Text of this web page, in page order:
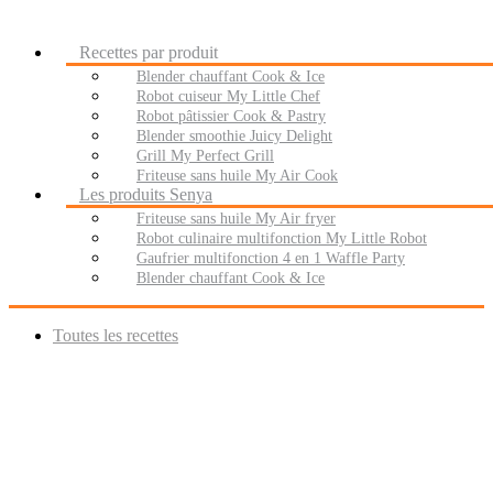
Recettes par produit
Blender chauffant Cook & Ice
Robot cuiseur My Little Chef
Robot pâtissier Cook & Pastry
Blender smoothie Juicy Delight
Grill My Perfect Grill
Friteuse sans huile My Air Cook
Les produits Senya
Friteuse sans huile My Air fryer
Robot culinaire multifonction My Little Robot
Gaufrier multifonction 4 en 1 Waffle Party
Blender chauffant Cook & Ice
Toutes les recettes